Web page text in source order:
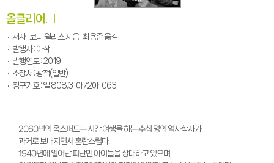
올클리어. Ⅰ
저자 : 코니 윌리스 지음 ; 최용준 옮김
발행자 : 아작
발행연도 : 2019
소장처 : 광적(일반)
청구기호 : 일 808.3-아72아-063
2060년의 옥스퍼드는 시간 여행을 하는 수십 명의 역사학자가
과거로 보내지면서 혼란스럽다.
1940년에 일어난 피난민 아이들을 상대하고 있으며,